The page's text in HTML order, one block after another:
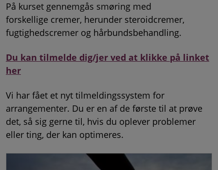
På kurset gennemgås smøring med
forskellige cremer, herunder steroidcremer,
fugtighedscremer og hårbundsbehandling.
Du kan tilmelde dig/jer ved at klikke på linket
her
Vi har fået et nyt tilmeldingssystem for
arrangementer. Du er en af de første til at prøve
det, så sig gerne til, hvis du oplever problemer
eller ting, der kan optimeres.